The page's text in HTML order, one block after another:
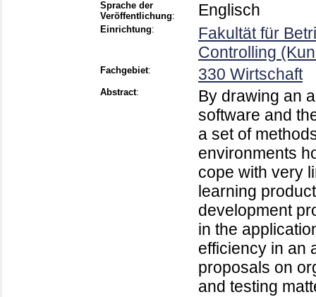
Sprache der
Veröffentlichung: Englisch
Einrichtung:
Fakultät für
Controlling
Fachgebiet: 330 Wirtschaft
Abstract:
By drawing an
software and
a set of
environments
cope with very
learning
development
in the
efficiency in an
proposals on
and testing